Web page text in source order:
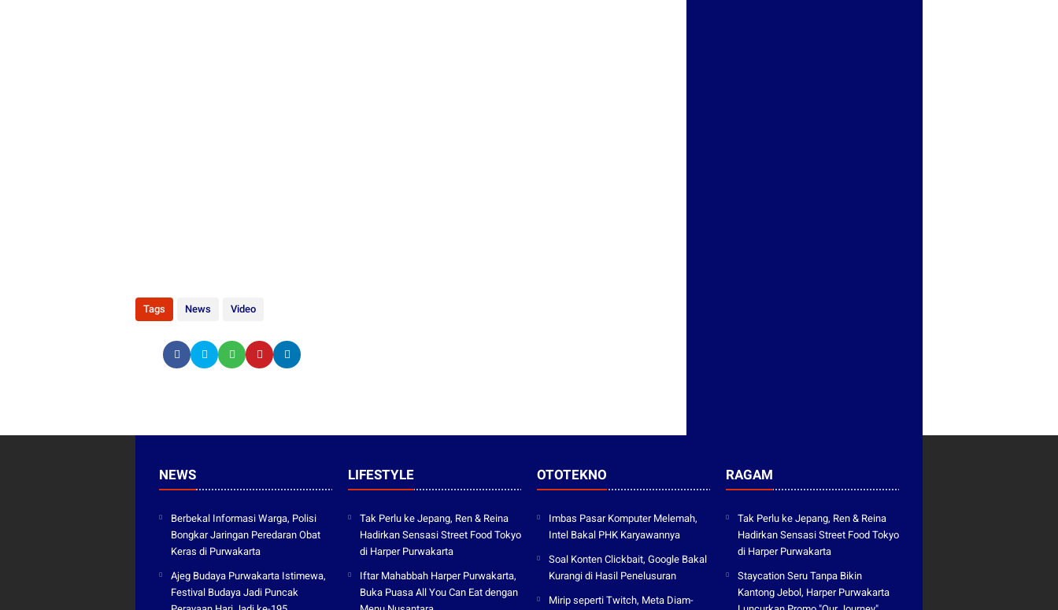
Tags News Video
NEWS
Berbekal Informasi Warga, Polisi
Bongkar Jaringan Peredaran Obat
Keras di Purwakarta
Ajeg Budaya Purwakarta Istimewa,
Festival Budaya Jadi Puncak
LIFESTYLE
Tak Perlu ke Jepang, Ren & Reina
Hadirkan Sensasi Street Food Tokyo
di Harper Purwakarta
Iftar Mahabbah Harper Purwakarta,
Buka Puasa All You Can Eat dengan
OTOTEKNO
Imbas Pasar Komputer Melemah,
Intel Bakal PHK Karyawannya
Soal Konten Clickbait, Google Bakal
Kurangi di Hasil Penelusuran
Mirip seperti Twitch, Meta Diam-
RAGAM
Tak Perlu ke Jepang, Ren & Reina
Hadirkan Sensasi Street Food Tokyo
di Harper Purwakarta
Staycation Seru Tanpa Bikin
Kantong Jebol, Harper Purwakarta